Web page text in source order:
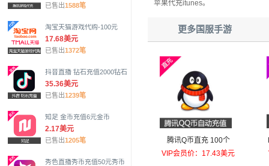
已售出1588笔
淘宝天猫游戏代购-100元
17.68美元
已售出1372笔
抖音直播 钻石充值2000钻石
35.36美元
已售出1239笔
知足 金币充值6元金币
2.17美元
已售出1205笔
秀色直播秀币充值50元秀币
苹果代充itunes。
更多国服手游
腾讯Q币直充 100个
VIP会员价：17.43美元